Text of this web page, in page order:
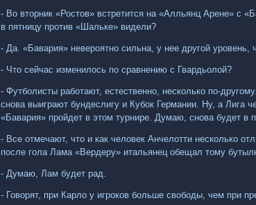
- Во вторник «Ростов» встретится на «Алльянц Арене» с
в пятницу против «Шальке» видели?
- Да. «Бавария» невероятно сильна, у нее другой
- Что сейчас изменилось по сравнению с Гвардьолой?
- Футболисты работают, естественно, несколько по-
снова выиграют бундеслигу и Кубок Германии. Ну, а Лига
«Бавария» пройдет в этом турнире. Думаю, снова будет в
- Все отмечают, что и как человек Анчелотти несколько
после гола Лама «Вердеру» итальянец обещал тому
- Думаю, Лам будет рад.
- Говорят, при Карло у игроков больше свободы, чем при